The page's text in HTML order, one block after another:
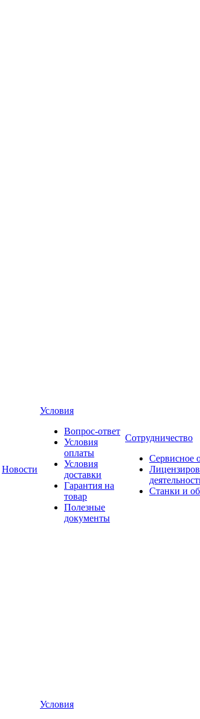
Новости
Условия
Вопрос-ответ
Условия
оплаты
Условия
доставки
Гарантия на
товар
Полезные
документы
Сотрудничество
Сервисное
Станки и
Условия